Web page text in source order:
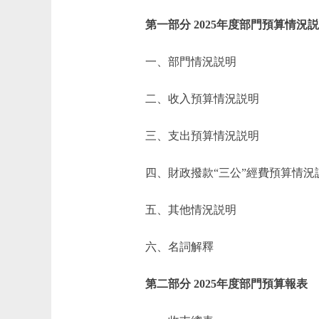
第一部分 2025年度部門預算情況
一、部門情況説明
二、收入預算情況説明
三、支出預算情況説明
四、財政撥款“三公”經費預算情況
五、其他情況説明
六、名詞解釋
第二部分 2025年度部門預算報表